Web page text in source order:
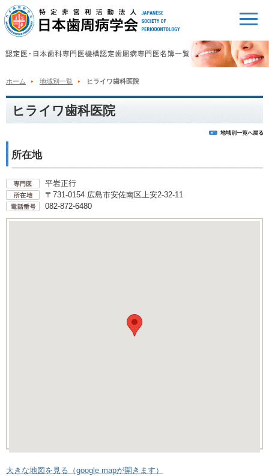
ホーム 地域別一覧 ヒライワ歯科医院
ヒライワ歯科医院
所在地
平岩正行
〒731-0154 広島市安佐南区上安2-32-11
082-872-6480
大きな地図を見る（google mapが開きます）